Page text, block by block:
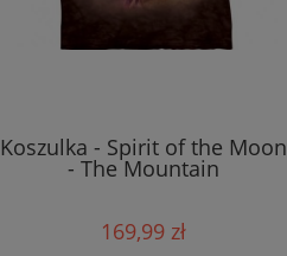
Koszulka - Spirit of the Moon
- The Mountain
169,99 zł